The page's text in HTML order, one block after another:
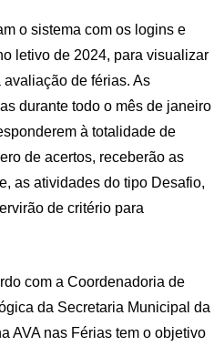
o sistema com os logins e
letivo de 2024, para visualizar
de férias. As
durante todo o mês de janeiro
à totalidade de
de acertos, receberão as
as atividades do tipo Desafio,
de critério para
com a Coordenadoria de
da Secretaria Municipal da
AVA nas Férias tem o objetivo